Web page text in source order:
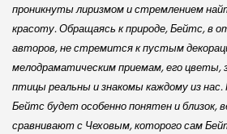
проникнуты лиризмом и стремлением
красоту. Обращаясь к природе, Бейтс, в
авторов, не стремится к пустым
мелодраматическим приемам, его цветы,
птицы реальны и знакомы каждому из
Бейтс будет особенно понятен и близок,
сравнивают с Чеховым, которого сам